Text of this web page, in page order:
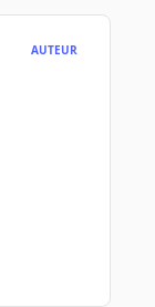
AUTEUR